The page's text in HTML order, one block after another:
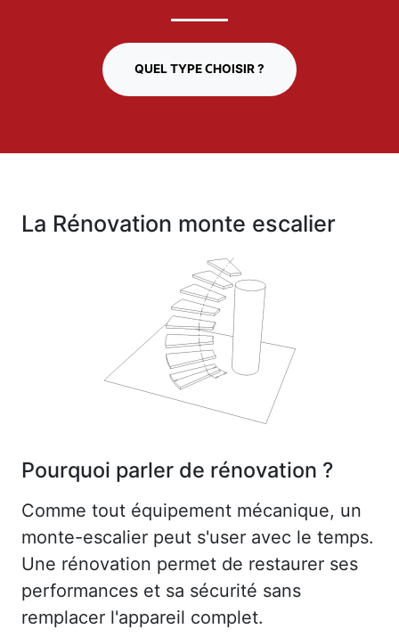
QUEL TYPE CHOISIR ?
La Rénovation monte escalier
Pourquoi parler de rénovation ?
Comme tout équipement mécanique, un
monte-escalier peut s'user avec le temps.
Une rénovation permet de restaurer ses
performances et sa sécurité sans
remplacer l'appareil complet.